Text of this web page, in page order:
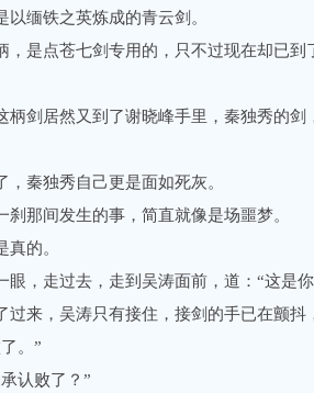
缅铁之英炼成的青云剑。
是点苍七剑专用的，只不过现在却已到
剑居然又到了谢晓峰手里，秦独秀的剑
秦独秀自己更是面如死灰。
那间发生的事，简直就像是场噩梦。
的。
，走过去，走到吴涛面前，道：“这是你
来，吴涛只有接住，接剑的手已在颤抖
。”
认败了？”